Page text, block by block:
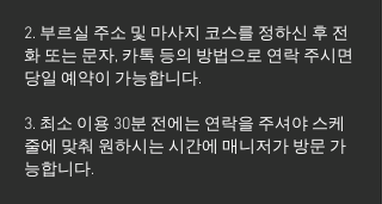
2. 부르실 주소 및 마사지 코스를 정하신 후 전
화 또는 문자, 카톡 등의 방법으로 연락 주시면
당일 예약이 가능합니다.
3. 최소 이용 30분 전에는 연락을 주셔야 스케
줄에 맞춰 원하시는 시간에 매니저가 방문 가
능합니다.